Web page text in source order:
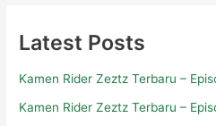
Latest Posts
Kamen Rider Zeztz Terbaru –
Kamen Rider Zeztz Terbaru –